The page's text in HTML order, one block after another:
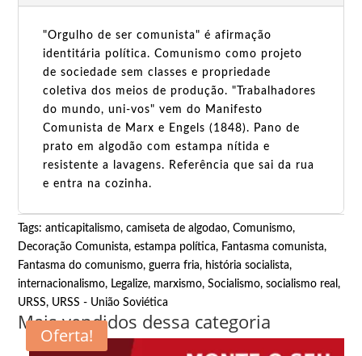
"Orgulho de ser comunista" é afirmação
identitária política. Comunismo como projeto
de sociedade sem classes e propriedade
coletiva dos meios de produção. "Trabalhadores
do mundo, uni-vos" vem do Manifesto
Comunista de Marx e Engels (1848). Pano de
prato em algodão com estampa nítida e
resistente a lavagens. Referência que sai da rua
e entra na cozinha.
Tags:anticapitalismo,camiseta de algodao,Comunismo,
Decoração Comunista,estampa política, Fantasma comunista,
Fantasma do comunismo,guerra fria, história socialista,
internacionalismo, Legalize, marxismo,Socialismo,socialismo real,
URSS, URSS - União Soviética
Mais vendidos dessa categoria
Oferta!